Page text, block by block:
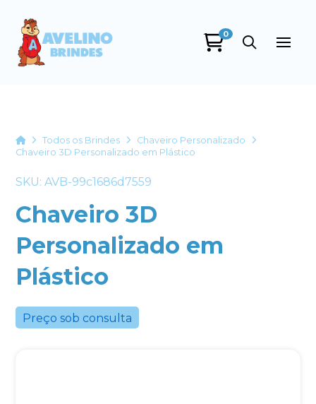
0
HomeTodos os Brindes
Chaveiro Personalizado
Chaveiro 3D Personalizado em Plástico
SKU: AVB-99c1686d7559
Chaveiro 3D
Personalizado em
Plástico
Preço sob consulta
+55